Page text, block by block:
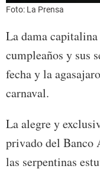
Foto: La Prensa
La dama
cumpleaños y sus
fecha y la
carnaval.
La alegre y
privado del Banco
las serpentinas